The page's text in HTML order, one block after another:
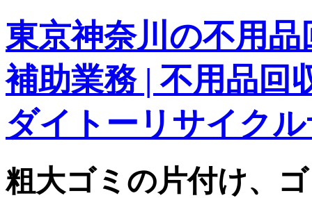
東京神奈川の不用
補助業務 | 不用品回
ダイトーリサイク
粗大ゴミの片付け、